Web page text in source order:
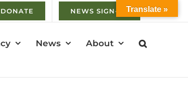
DONATE NEWS SIGN-UP
News About
Translate »